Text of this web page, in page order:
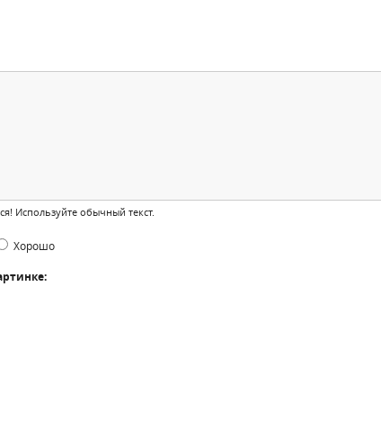
Используйте обычный текст.
Хорошо